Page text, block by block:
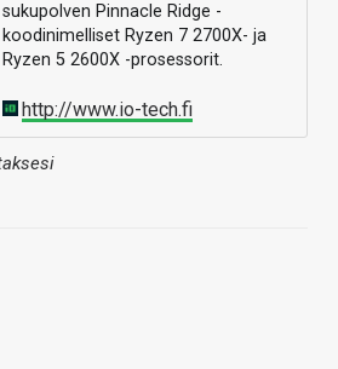
sukupolven Pinnacle Ridge -
koodinimelliset Ryzen 7 2700X- ja
Ryzen 5 2600X -prosessorit.
http://www.io-tech.fi